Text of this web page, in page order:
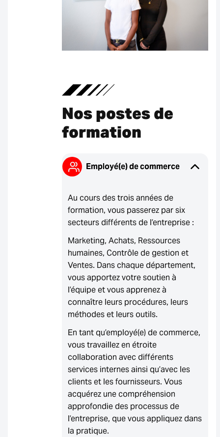
Nos postes de
formation
Employé(e) de commerce
Au cours des trois années de
formation, vous passerez par six
secteurs différents de l’entreprise :
Marketing, Achats, Ressources
humaines, Contrôle de gestion et
Ventes. Dans chaque département,
vous apportez votre soutien à
l’équipe et vous apprenez à
connaître leurs procédures, leurs
méthodes et leurs outils.
En tant qu’employé(e) de commerce,
vous travaillez en étroite
collaboration avec différents
services internes ainsi qu’avec les
clients et les fournisseurs. Vous
acquérez une compréhension
approfondie des processus de
l’entreprise, que vous appliquez dans
la pratique.